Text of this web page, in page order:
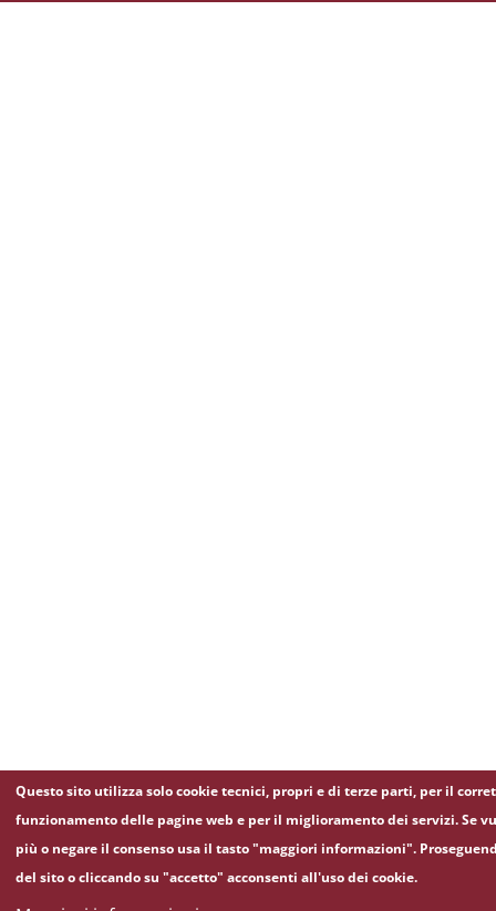
Questo sito utilizza solo cookie tecnici, propri e di terze parti, per il
funzionamento delle pagine web e per il miglioramento dei servizi. Se
più o negare il consenso usa il tasto "maggiori informazioni".
del sito o cliccando su "accetto" acconsenti all'uso dei cookie.